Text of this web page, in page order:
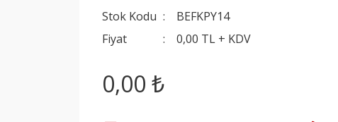
Stok Kodu
BEFKPY14
Fiyat
0,00 TL + KDV
0,00 ₺